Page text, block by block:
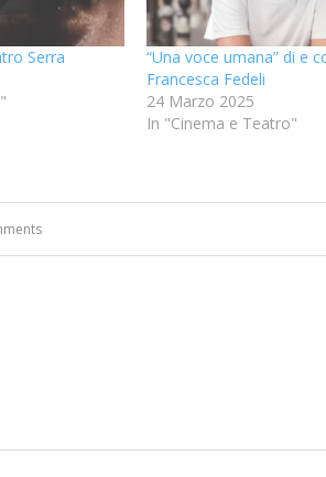
Serra
“Una voce umana” di e
Francesca Fedeli
24 Marzo 2025
In "Cinema e Teatro"